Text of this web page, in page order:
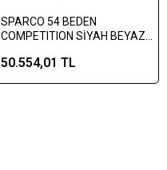
SPARCO 54 BEDEN
COMPETITION SİYAH BEYAZ
50.554,01 TL